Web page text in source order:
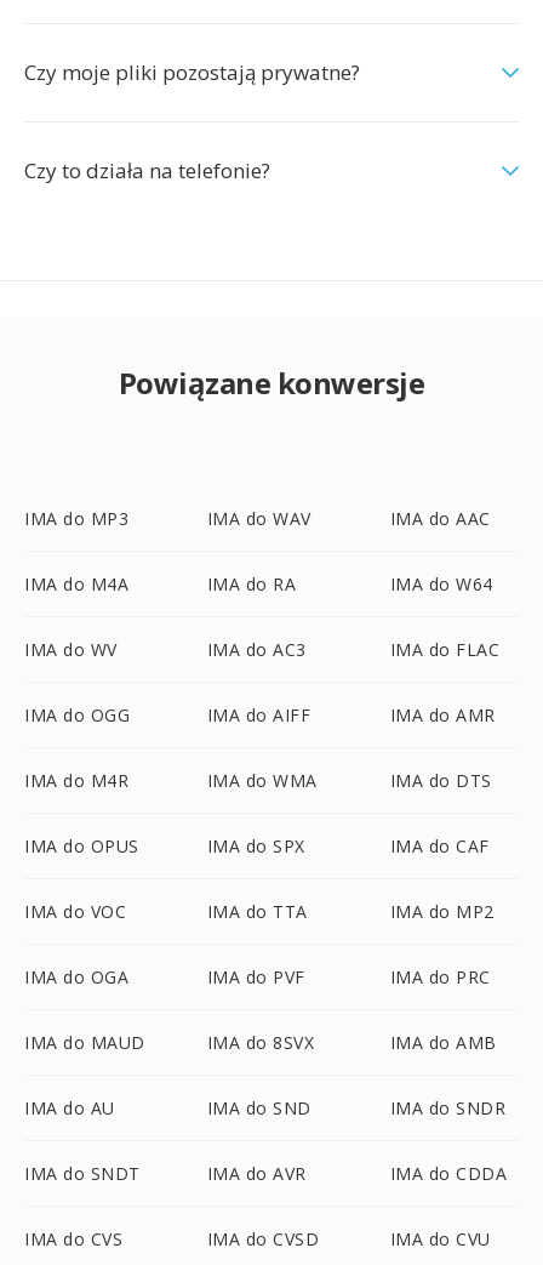
Czy moje pliki pozostają prywatne?
Czy to działa na telefonie?
Powiązane konwersje
IMA do MP3 IMA do WAV IMA do AAC
IMA do M4A IMA do RA IMA do W64
IMA do WV IMA do AC3 IMA do FLAC
IMA do OGG IMA do AIFF IMA do AMR
IMA do M4R IMA do WMA IMA do DTS
IMA do OPUS IMA do SPX IMA do CAF
IMA do VOC IMA do TTA IMA do MP2
IMA do OGA IMA do PVF IMA do PRC
IMA do MAUD IMA do 8SVX IMA do AMB
IMA do AU IMA do SND IMA do SNDR
IMA do SNDT IMA do AVR IMA do CDDA
IMA do CVS IMA do CVSD IMA do CVU